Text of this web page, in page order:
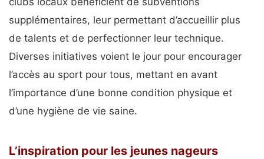
supplémentaires, leur permettant d’accueillir plus
de talents et de perfectionner leur technique.
Diverses initiatives voient le jour pour encourager
l’accès au sport pour tous, mettant en avant
l’importance d’une bonne condition physique et
d’une hygiène de vie saine.
L’inspiration pour les jeunes nageurs